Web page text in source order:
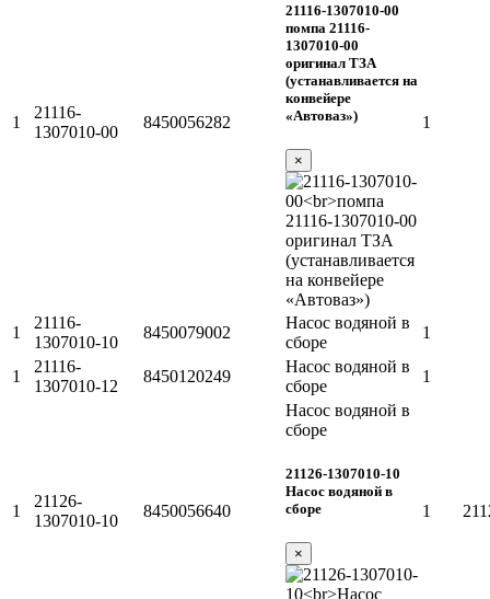
1
21116-
1307010-00
8450056282
21116-1307010-00
помпа 21116-
1307010-00
оригинал ТЗА
(устанавливается на
конвейере
«Автоваз»)
×
1
1
21116-
1307010-10
8450079002
Насос водяной в
сборе
1
1
21116-
1307010-12
8450120249
Насос водяной в
сборе
1
1
21126-
1307010-10
8450056640
Насос водяной в
сборе
21126-1307010-10
Насос водяной в
сборе
×
1